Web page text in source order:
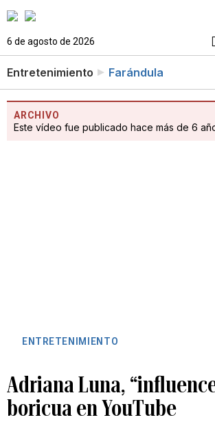
6 de agosto de 2026
Entretenimiento Farándula
ARCHIVO
Este vídeo fue publicado hace más de 6
ENTRETENIMIENTO
Adriana Luna,
boricua en YouTube